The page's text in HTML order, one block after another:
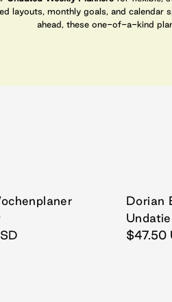
layouts, monthly goals, and calendar
ahead, these one-of-a-kind
SOLD
Dorian
$47.50